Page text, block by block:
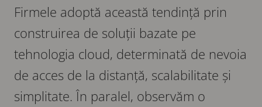
Firmele adoptă această tendință prin
construirea de soluții bazate pe
tehnologia cloud, determinată de nevoia
de acces de la distanță, scalabilitate și
simplitate. În paralel, observăm o